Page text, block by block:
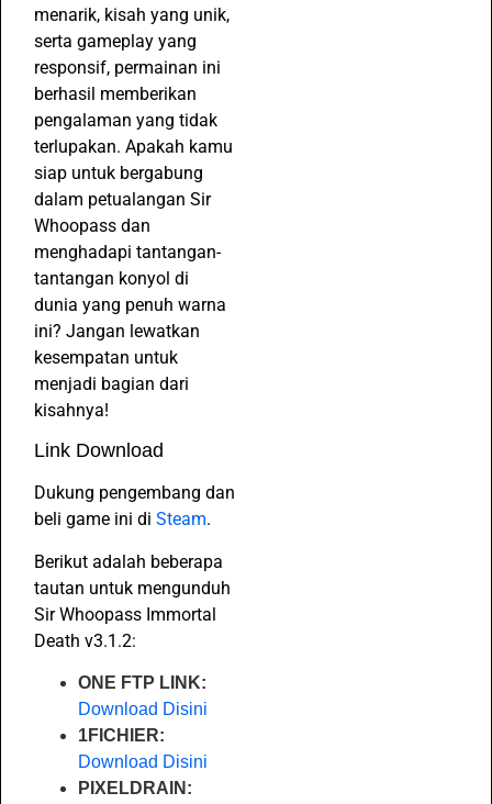
menarik, kisah yang unik,
serta gameplay yang
responsif, permainan ini
berhasil memberikan
pengalaman yang tidak
terlupakan. Apakah kamu
siap untuk bergabung
dalam petualangan Sir
Whoopass dan
menghadapi tantangan-
tantangan konyol di
dunia yang penuh warna
ini? Jangan lewatkan
kesempatan untuk
menjadi bagian dari
kisahnya!
Link Download
Dukung pengembang dan
beli game ini di Steam.
Berikut adalah beberapa
tautan untuk mengunduh
Sir Whoopass Immortal
Death v3.1.2:
ONE FTP LINK:
Download Disini
1FICHIER:
Download Disini
PIXELDRAIN: